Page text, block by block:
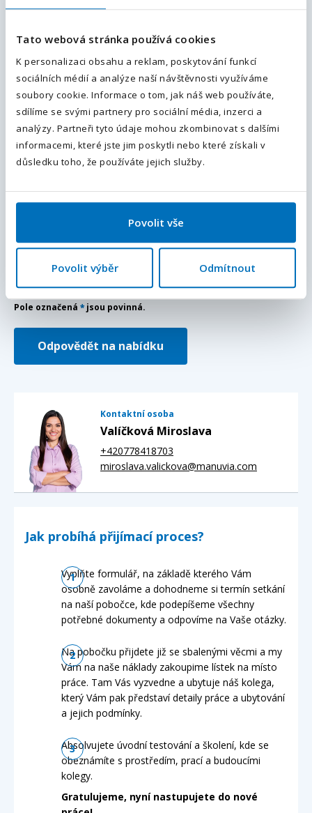
Tato webová stránka používá cookies
K personalizaci obsahu a reklam, poskytování funkcí
sociálních médií a analýze naší návštěvnosti využíváme
soubory cookie. Informace o tom, jak náš web používáte,
sdílíme se svými partnery pro sociální média, inzerci a
analýzy. Partneři tyto údaje mohou zkombinovat s dalšími
informacemi, které jste jim poskytli nebo které získali v
důsledku toho, že používáte jejich služby.
Povolit vše
Povolit výběr Odmítnout
Předvolba
Doplňující informace (poznámka)
Přiložte váš životopis
Chci dostávat podobné nabídky a novinky do e-mailu.
Souhlasím sezpracováním osobních údajů.
Pole označená * jsou povinná.
Odpovědět na nabídku
Kontaktní osoba
Valíčková Miroslava
+420778418703
miroslava.valickova@manuvia.com
Jak probíhá přijímací proces?
Vyplňte formulář, na základě kterého Vám
osobně zavoláme a dohodneme si termín setkání
na naší pobočce, kde podepíšeme všechny
potřebné dokumenty a odpovíme na Vaše otázky.
Na pobočku přijdete již se sbalenými věcmi a my
Vám na naše náklady zakoupime lístek na místo
práce. Tam Vás vyzvedne a ubytuje náš kolega,
který Vám pak představí detaily práce a ubytování
a jejich podmínky.
Absolvujete úvodní testování a školení, kde se
obeznámíte s prostředím, prací a budoucími
kolegy.
Gratulujeme, nyní nastupujete do nové
Váš telefon*
Předvolba
Odesláním souhlasíte sezpracováním osobních údajů.
Odeslat